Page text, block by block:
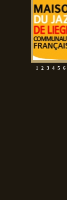
1 2 3 4 5 6